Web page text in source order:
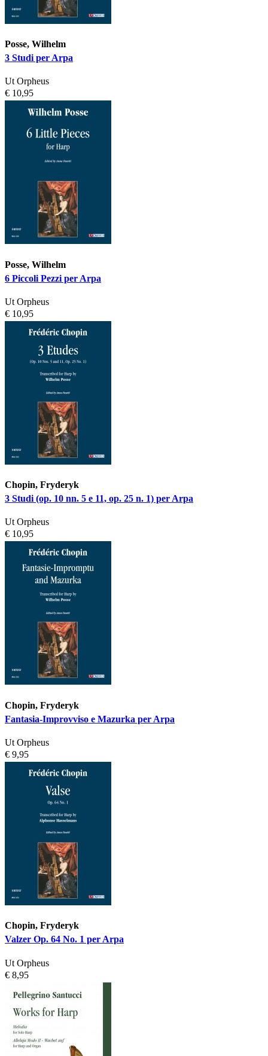
Posse, Wilhelm
3 Studi per Arpa
Ut Orpheus
€ 10,95
Posse, Wilhelm
6 Piccoli Pezzi per Arpa
Ut Orpheus
€ 10,95
Chopin, Fryderyk
3 Studi (op. 10 nn. 5 e 11, op. 25 n. 1) per Arpa
Ut Orpheus
€ 10,95
Chopin, Fryderyk
Fantasia-Improvviso e Mazurka per Arpa
Ut Orpheus
€ 9,95
Chopin, Fryderyk
Valzer Op. 64 No. 1 per Arpa
Ut Orpheus
€ 8,95